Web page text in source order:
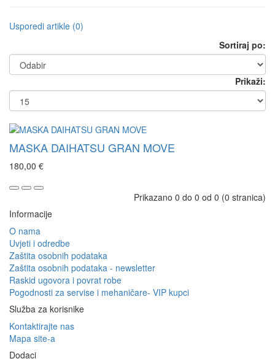
Usporedi artikle (0)
Sortiraj po:
Prikaži:
MASKA DAIHATSU GRAN MOVE
180,00 €
Prikazano 0 do 0 od 0 (0 stranica)
Informacije
O nama
Uvjeti i odredbe
Zaštita osobnih podataka
Zaštita osobnih podataka - newsletter
Raskid ugovora i povrat robe
Pogodnosti za servise i mehaničare- VIP kupci
Služba za korisnike
Kontaktirajte nas
Mapa site-a
Dodaci